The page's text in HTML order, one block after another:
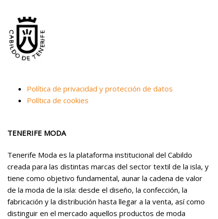
Política de privacidad y protección de datos
Política de cookies
TENERIFE MODA
Tenerife Moda es la plataforma institucional del Cabildo
creada para las distintas marcas del sector textil de la isla, y
tiene como objetivo fundamental, aunar la cadena de valor
de la moda de la isla: desde el diseño, la confección, la
fabricación y la distribución hasta llegar a la venta, así como
distinguir en el mercado aquellos productos de moda